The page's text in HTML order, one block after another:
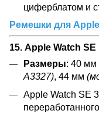
циферблатом и
Ремешки для
15. Apple Watch SE
Размеры: 40 мм
A3327), 44 мм
Apple Watch SE